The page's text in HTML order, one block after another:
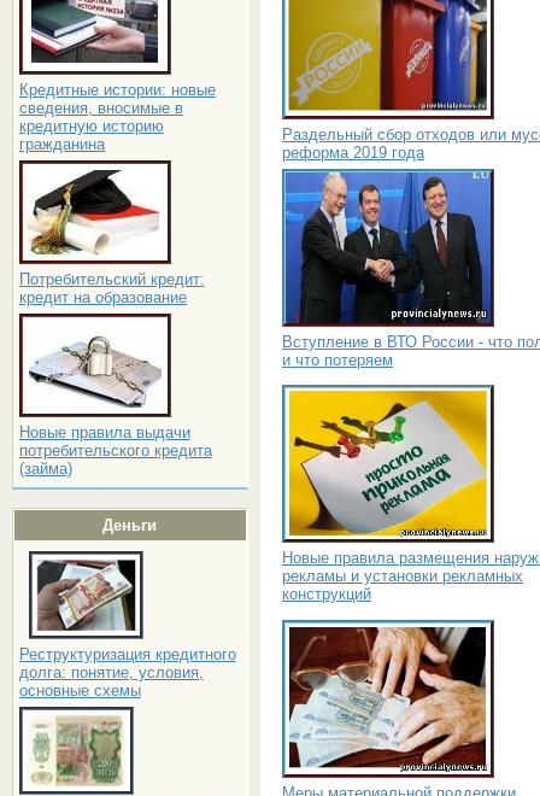
Кредитные истории: новые
сведения, вносимые в
кредитную историю
гражданина
Потребительский кредит:
кредит на образование
Новые правила выдачи
потребительского кредита
(займа)
Деньги
Реструктуризация кредитного
долга: понятие, условия,
основные схемы
Раздельный сбор отходов или
реформа 2019 года
Вступление в ВТО России - что
и что потеряем
Новые правила размещения
рекламы и установки рекламных
конструкций